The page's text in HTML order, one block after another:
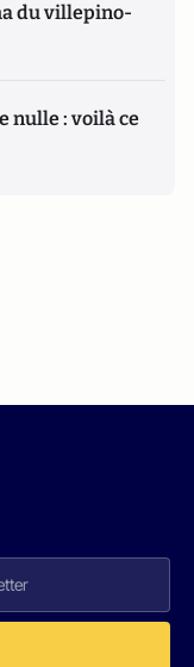
du villepino-
nulle : voilà ce